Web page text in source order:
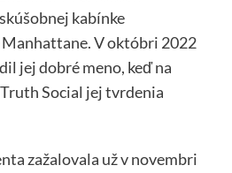
kabínke
V októbri 2022
jej dobré meno, keď na
Social jej tvrdenia
zažalovala už v novembri